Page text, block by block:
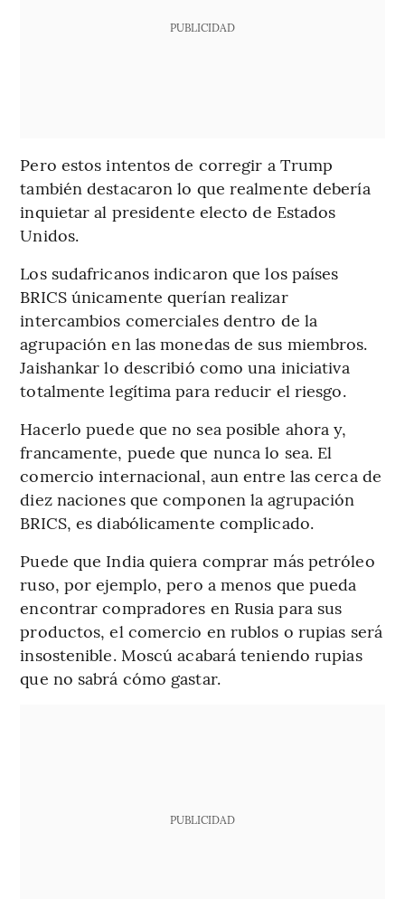
PUBLICIDAD
Pero estos intentos de corregir a Trump
también destacaron lo que realmente debería
inquietar al presidente electo de Estados
Unidos.
Los sudafricanos indicaron que los países
BRICS únicamente querían realizar
intercambios comerciales dentro de la
agrupación en las monedas de sus miembros.
Jaishankar lo describió como una iniciativa
totalmente legítima para reducir el riesgo.
Hacerlo puede que no sea posible ahora y,
francamente, puede que nunca lo sea. El
comercio internacional, aun entre las cerca de
diez naciones que componen la agrupación
BRICS, es diabólicamente complicado.
Puede que India quiera comprar más petróleo
ruso, por ejemplo, pero a menos que pueda
encontrar compradores en Rusia para sus
productos, el comercio en rublos o rupias será
insostenible. Moscú acabará teniendo rupias
que no sabrá cómo gastar.
PUBLICIDAD